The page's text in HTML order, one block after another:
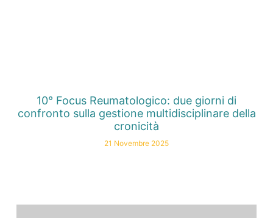
10° Focus Reumatologico: due giorni di
confronto sulla gestione multidisciplinare della
cronicità
21 Novembre 2025